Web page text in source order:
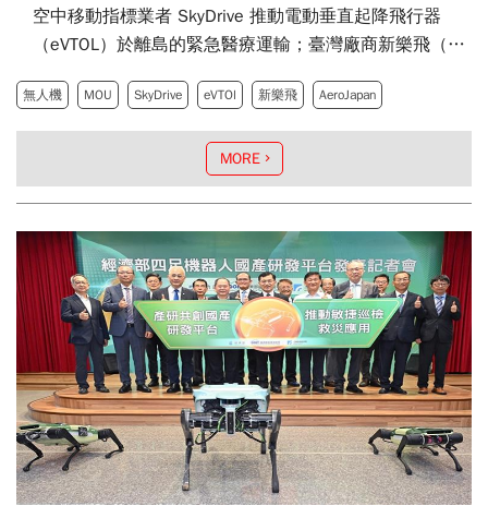
空中移動指標業者 SkyDrive 推動電動垂直起降飛行器
（eVTOL）於離島的緊急醫療運輸；臺灣廠商新樂飛（7A
物流無人機商業化；以及新樂飛與日商AeroJapan 合作開
發應用於鳥獸害防治的訓練型無人機產品。
無人機 MOU SkyDrive eVTOl 新樂飛 AeroJapan
MORE